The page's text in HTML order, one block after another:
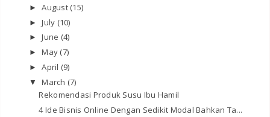
►August (15)
►July (10)
►June (4)
►May (7)
►April (9)
▼March (7)
Rekomendasi Produk Susu Ibu Hamil
4 Ide Bisnis Online Dengan Sedikit Modal Bahkan Ta...